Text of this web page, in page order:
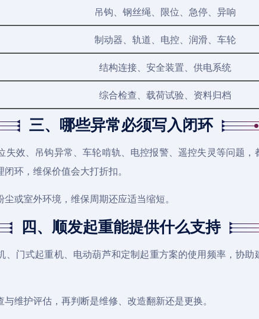
吊钩、钢丝绳、限位、急停、异响
制动器、轨道、电控、润滑、车轮
结构连接、安全装置、供电系统
综合检查、载荷试验、资料归档
三、哪些异常必须写入闭环
失效、吊钩异常、车轮啃轨、电控报警、遥控失灵等问题
环，维保价值会大打折扣。
或室外环境，维保周期还应适当缩短。
四、顺发起重能提供什么支持
、 门式起重机、电动葫芦和定制起重方案的使用频率，协
维护评估，再判断是维修、改造翻新还是更换。